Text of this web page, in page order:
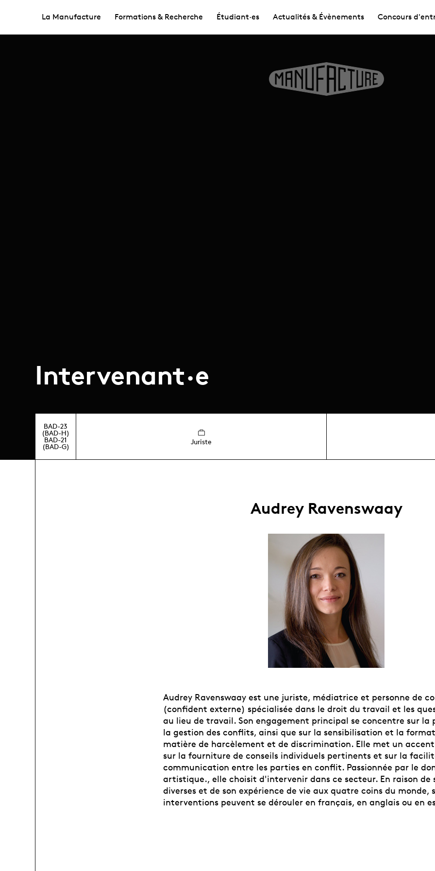
La Manufacture Formations & Recherche Étudiant·es Actualités & Évènements Concours
Intervenant·e
BAD-23
(BAD-H)
BAD-21
(BAD-G)
Juriste
Audrey Ravenswaay
Audrey Ravenswaay est une juriste, médiatrice et personne de
(confident externe) spécialisée dans le droit du travail et les
au lieu de travail. Son engagement principal se concentre sur la
la gestion des conflits, ainsi que sur la sensibilisation et la
matière de harcèlement et de discrimination. Elle met un
sur la fourniture de conseils individuels pertinents et sur la
communication entre les parties en conflit. Passionnée par le
artistique., elle choisit d'intervenir dans ce secteur. En raison de
diverses et de son expérience de vie aux quatre coins du monde,
interventions peuvent se dérouler en français, en anglais ou en